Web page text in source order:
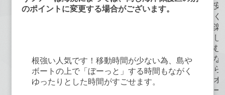
のポイントに変更する場合がございます。
根強い人気です！移動時間が少ない為、島や
ボートの上で「ぼーっと」する時間もながく
ゆったりとした時間がすごせます。
安
く
楽
し
む
な
ら
オ
ー